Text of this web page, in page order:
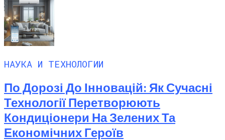
НАУКА И ТЕХНОЛОГИИ
По Дорозі До Інновацій: Як Сучасні
Технології Перетворюють
Кондиціонери На Зелених Та
Економічних Героїв